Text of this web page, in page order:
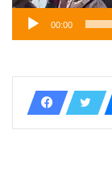
00:00